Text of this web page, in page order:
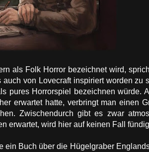
als Folk Horror bezeichnet wird,
von Lovecraft inspiriert worden zu
pures Horrorspiel bezeichnen würde.
erwartet hatte, verbringt man einen
Zwischendurch gibt es zwar
erwartet, wird hier auf keinen Fall
Buch über die Hügelgraber